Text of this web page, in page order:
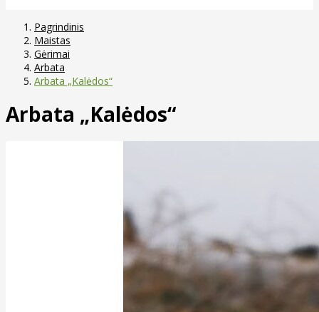
Pagrindinis
Maistas
Gėrimai
Arbata
Arbata „Kalėdos“
Arbata „Kalėdos“